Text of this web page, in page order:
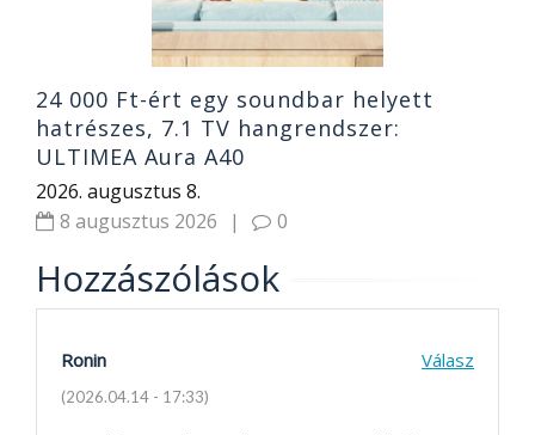
24 000 Ft-ért egy soundbar helyett
hatrészes, 7.1 TV hangrendszer:
ULTIMEA Aura A40
2026. augusztus 8.
8 augusztus 2026
| 0
Hozzászólások
Ronin Válasz
(2026.04.14 - 17:33)